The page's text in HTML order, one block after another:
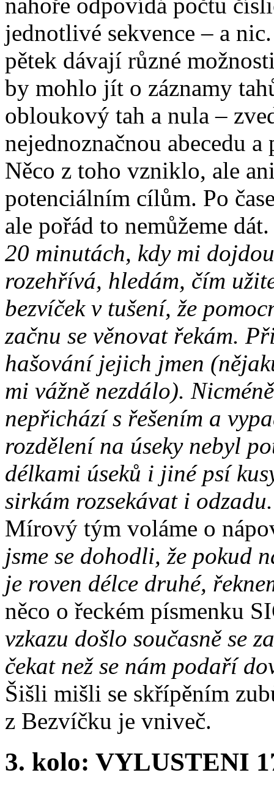
nahoře odpovídá počtu
jednotlivé sekvence – a
pětek dávají různé
by mohlo jít o záznamy
obloukový tah a nula –
nejednoznačnou abecedu
Něco z toho vzniklo, ale
potenciálním cílům. Po
ale pořád to nemůžeme
20 minutách, kdy mi
rozehřívá, hledám, čím
bezvíček v tušení, že
začnu se věnovat řekám.
hašování jejich jmen
mi vážně nezdálo).
nepřichází s řešením a
rozdělení na úseky nebyl
délkami úseků i jiné psí
sirkám rozsekávat i odzadu.
Mírový tým voláme o
jsme se dohodli, že pokud
je roven délce druhé,
něco o řeckém písmenku
vzkazu došlo současně se
čekat než se nám podaří
Šišli mišli se skřípěním
z Bezvíčku je vniveč.
3. kolo: VYLUSTENI